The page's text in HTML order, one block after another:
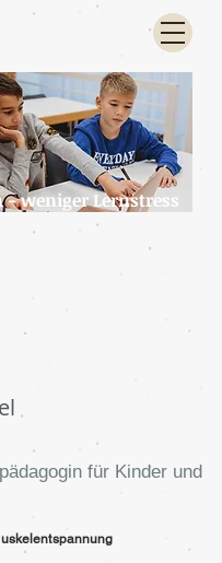
- weniger Lernstress
für Kinder und